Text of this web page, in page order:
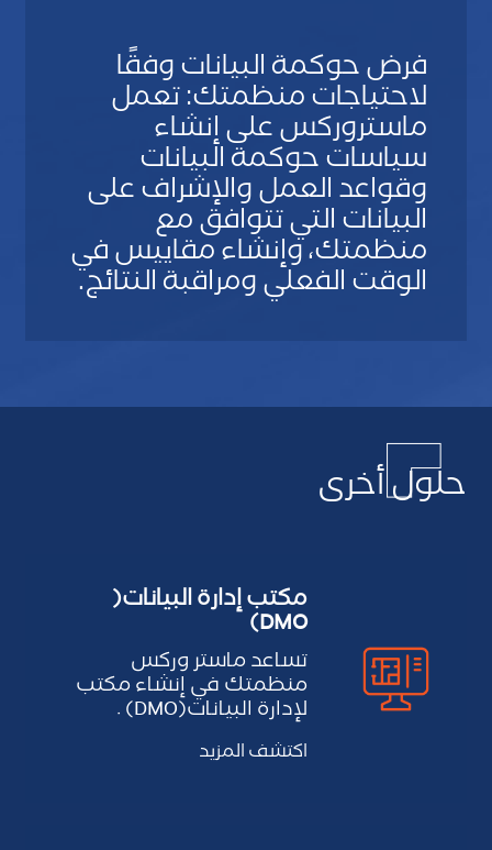
d
a
r
d
L
a
y
o
u
t
S
t
d
فرض حوكمة البيانات وفقًا
لاحتياجات منظمتك: تعمل
ماستروركس على إنشاء
سياسات حوكمة البيانات
وقواعد العمل والإشراف على
البيانات التي تتوافق مع
منظمتك، وإنشاء مقاييس في
الوقت الفعلي ومراقبة النتائج.
y
o
u
a
n
d
Quadruple
Element
Background
حلول أخرى
مكتب إدارة البيانات(
DMO)
تساعد ماستر وركس
منظمتك في إنشاء مكتب
لإدارة البيانات(DMO) .
مكتب إدارة البيانات هو
قسم أو فريق…
اكتشف المزيد